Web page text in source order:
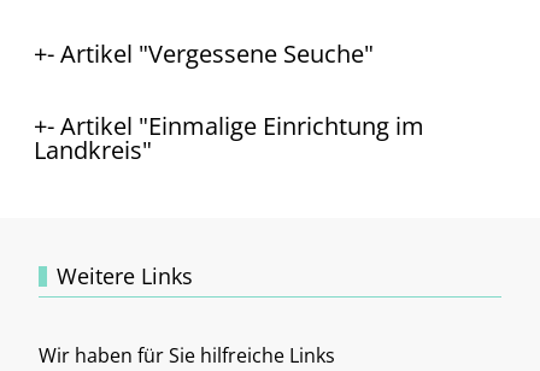
- Artikel "Vergessene Seuche"
- Artikel "Einmalige Einrichtung im
Landkreis"
Weitere Links
Wir haben für Sie hilfreiche Links